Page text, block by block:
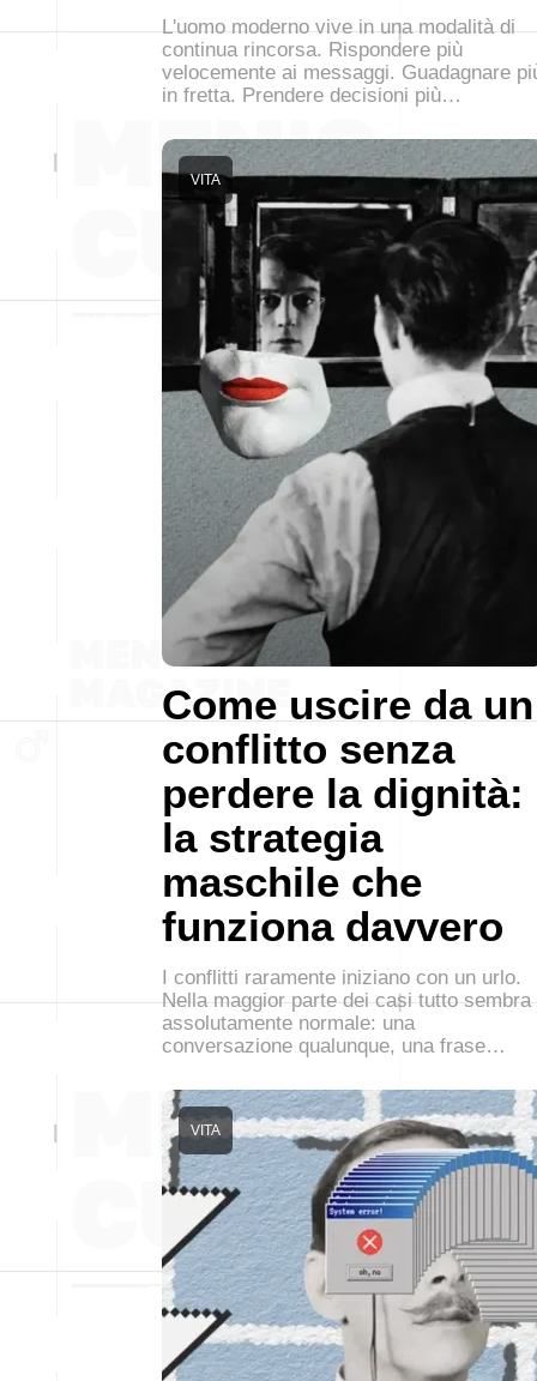
L'uomo moderno vive in una modalità di
continua rincorsa. Rispondere più
velocemente ai messaggi. Guadagnare
in fretta. Prendere decisioni più…
Come uscire da un
conflitto senza
perdere la dignità:
la strategia
maschile che
funziona davvero
VITA
I conflitti raramente iniziano con un urlo.
Nella maggior parte dei casi tutto sembra
assolutamente normale: una
conversazione qualunque, una frase…
VITA